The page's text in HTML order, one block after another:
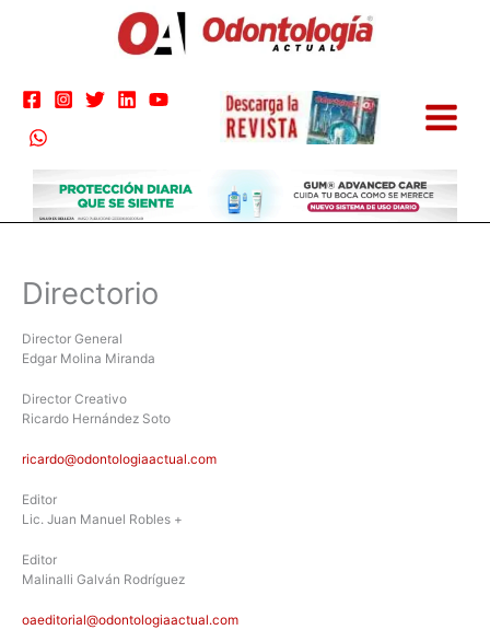
Directorio
Director General
Edgar Molina Miranda
Director Creativo
Ricardo Hernández Soto
ricardo@odontologiaactual.com
Editor
Lic. Juan Manuel Robles +
Editor
Malinalli Galván Rodríguez
oaeditorial@odontologiaactual.com